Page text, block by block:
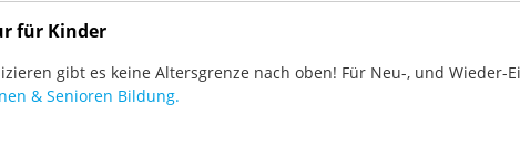
für Kinder
gibt es keine Altersgrenze nach oben! Für Neu-, und Wieder-
& Senioren Bildung.